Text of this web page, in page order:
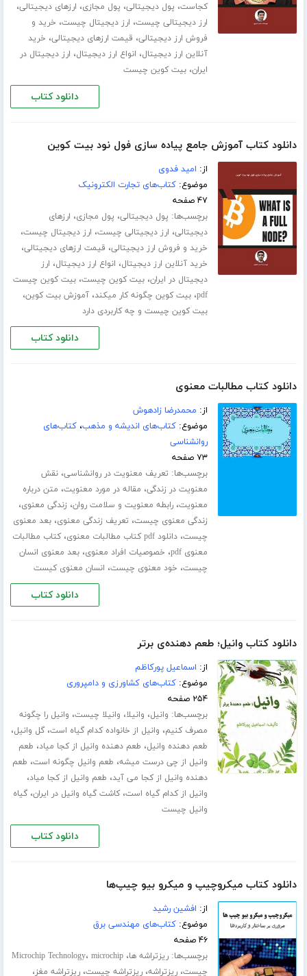
کجاست، پول دیجیتالی، پول مجازی، ارزهای دیجیتالی،
ارز دیجیتالی چیست، ارز دیجیتال چیست، خرید و
فروش ارز دیجیتالی، قیمت ارزهای دیجیتالی، خرید
آنلاین ارز دیجیتال، انواع ارز دیجیتال، ارز دیجیتال در
ایران،بیت کوین چیست
دانلود کتاب
دانلود کتاب آموزش جامع پیاده سازی فول نود بیت کوین
از: امید فدوی
موضوع:کتاب‌های تجارت الکترونیک
۴۷ صفحه
برچسب‌ها: پول دیجیتالی، پول مجازی، ارزهای
دیجیتالی، ارز دیجیتالی چیست، ارز دیجیتال چیست،
خرید و فروش ارز دیجیتالی، قیمت ارزهای دیجیتالی،
خرید آنلاین ارز دیجیتال، انواع ارز دیجیتال، ارز
دیجیتال در ایران،بیت کوین چیست،بیت کوین چیست
pdf،بیت کوین چگونه کار میکند،آموزش بیت کوین،
بیت کوین چیست و چه کاربردی دارد
دانلود کتاب
دانلود کتاب مطالبات معنوی
از: محمدرضا زادهوش
موضوع:کتاب‌های اندیشه و مذهب،کتاب‌های
روانشناسی
۷۳ صفحه
برچسب‌ها: تعریف معنویت در روانشناسی،نقش
معنویت در زندگی، مقاله در مورد معنویت، متن درباره
معنویت،رابطه معنویت و سلامت روان، زندگی معنوی،
زندگی معنوی چیست، تعریف زندگی معنوی،بعد معنوی
چیست،دانلود pdf کتاب مطالبات معنوی ،کتاب مطالبات
معنوی pdf
، خصوصیات افراد معنوی،بعد معنوی انسان
چیست، خود معنوی چیست، انسان معنوی کیست
دانلود کتاب
دانلود کتاب وانیل؛ طعم دهنده‌ی برتر
از: اسماعیل پورکاظم
موضوع:کتاب‌های کشاورزی و دامپروری
۲۵۴ صفحه
برچسب‌ها: وانیل، وانیلا، وانیلا چیست، وانیل را چگونه
مصرف کنیم، وانیل از خانواده کدام گیاه است،گل وانیل،
طعم دهنده وانیل، طعم دهنده وانیل از کجا میاد، طعم
وانیل از چی درست میشه، طعم وانیل چگونه است، طعم
دهنده وانیل از کجا می آید، طعم وانیل از کجا میاد،
وانیل از کدام گیاه است،کاشت گیاه وانیل در ایران،گیاه
وانیل چیست
دانلود کتاب
دانلود کتاب میکروچیپ و میکرو بیو چیپ‌ها
از: افشین رشید
موضوع:کتاب‌های مهندسی برق
۴۶ صفحه
برچسب‌ها:ریزتراشه ها، Microchip Technology، microchip
چیست،ریزتراشه،ریزتراشه چیست،ریزتراشه مغز،